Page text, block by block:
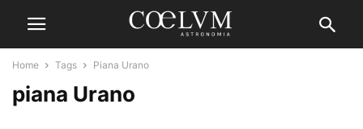
Home Tags Piana Urano
piana Urano